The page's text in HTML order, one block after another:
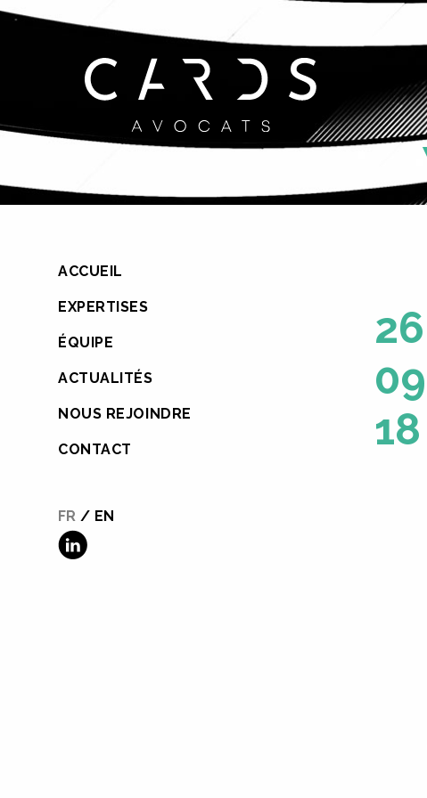
ACCUEIL
EXPERTISES
ÉQUIPE
ACTUALITÉS
NOUS REJOINDRE
CONTACT
FR EN
26
09
18